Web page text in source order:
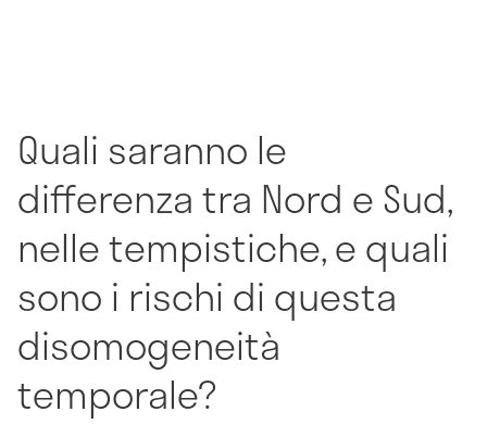
Quali saranno le
differenza tra Nord e Sud,
nelle tempistiche, e quali
sono i rischi di questa
disomogeneità
temporale?